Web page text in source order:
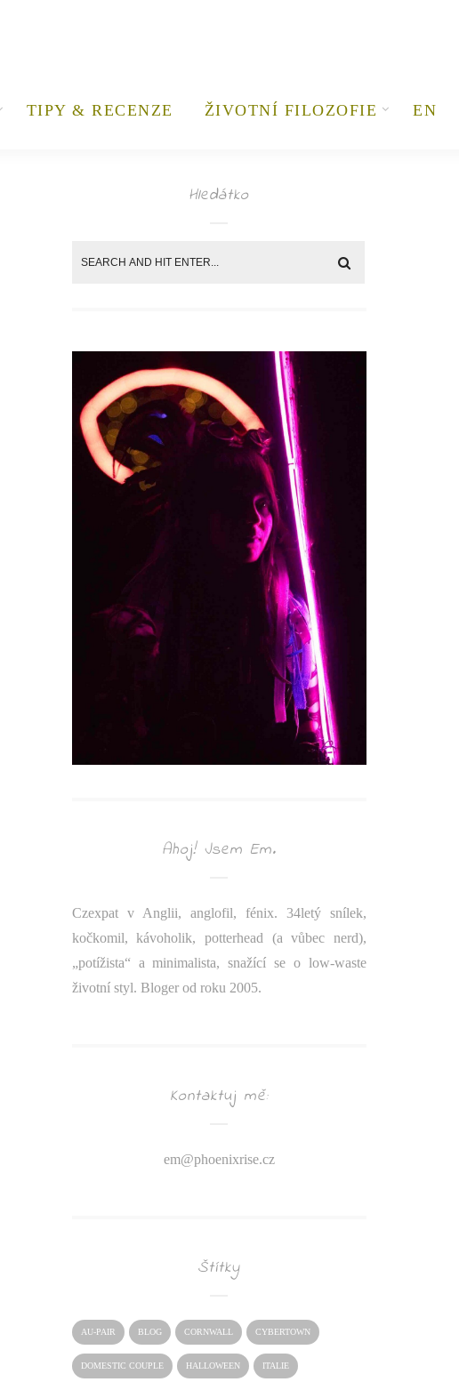
TIPY & RECENZE ŽIVOTNÍ FILOZOFIE EN
Hledátko
Ahoj! Jsem Em.
Czexpat v Anglii, anglofil, fénix. 34letý snílek,
kočkomil, kávoholik, potterhead (a vůbec nerd),
„potížista“ a minimalista, snažící se o low-waste
životní styl. Bloger od roku 2005.
Kontaktuj mě:
em@phoenixrise.cz
Štítky
AU-PAIR BLOG CORNWALL CYBERTOWN
DOMESTIC COUPLE HALLOWEEN ITALIE